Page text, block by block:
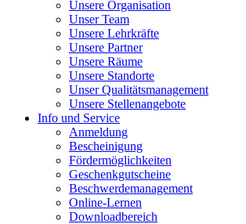
Unsere Organisation
Unser Team
Unsere Lehrkräfte
Unsere Partner
Unsere Räume
Unsere Standorte
Unser Qualitätsmanagement
Unsere Stellenangebote
Info und Service
Anmeldung
Bescheinigung
Fördermöglichkeiten
Geschenkgutscheine
Beschwerdemanagement
Online-Lernen
Downloadbereich